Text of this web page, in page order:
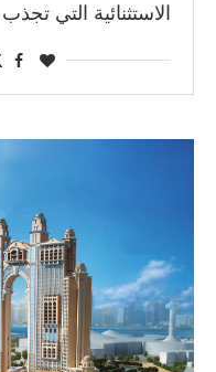
الاستثنائية التي